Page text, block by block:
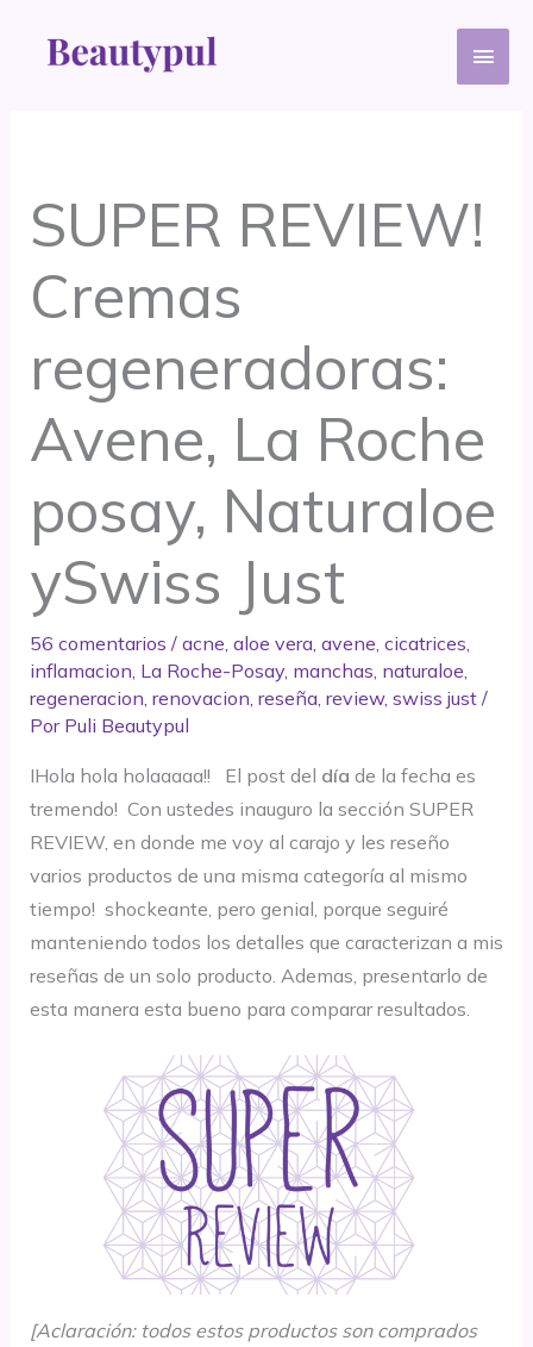
SUPER REVIEW!
Cremas
regeneradoras:
Avene, La Roche
posay, Naturaloe
ySwiss Just
56 comentarios / acne aloe vera, avene cicatrices
inflamacion La Roche-Posay, manchas naturaloe
regeneracion renovacion reseña, review, swiss just/
Por Puli Beautypul
IHola hola holaaaaa!! El post del día de la fecha es
tremendo! Con ustedes inauguro la sección SUPER
REVIEW, en donde me voy al carajo y les reseño
varios productos de una misma categoría al mismo
tiempo! shockeante, pero genial, porque seguiré
manteniendo todos los detalles que caracterizan a mis
reseñas de un solo producto. Ademas, presentarlo de
esta manera esta bueno para comparar resultados.
[Aclaración: todos estos productos son comprados